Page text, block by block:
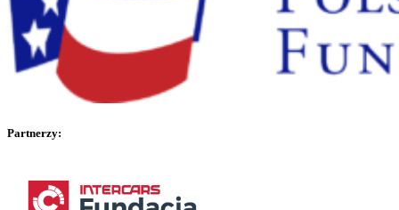
Partnerzy: